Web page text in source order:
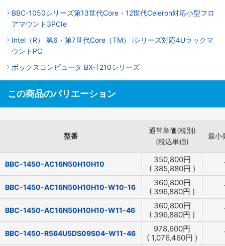
BBC-1050シリーズ第13世代Core・12世代Celeron対応小型フロ
アマウント3PCIe
Intel（R） 第6・第7世代Core（TM） iシリーズ対応4Uラックマ
ウントPC
ボックスコンピュータ BX-T210シリーズ
この商品のバリエーション
型番
通常単価(税別)
(税込単価)
最小
BBC-1450-AC16N50H10H10 350,800円
( 385,880円 )
BBC-1450-AC16N50H10H10-W10-16 360,800円
( 396,880円 )
BBC-1450-AC16N50H10H10-W11-46 360,800円
( 396,880円 )
BBC-1450-R564U5DS09S04-W11-46 978,600円
( 1,076,460円 )